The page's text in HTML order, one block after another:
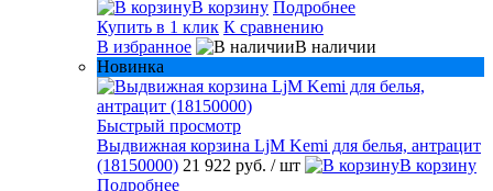
В корзину Подробнее
Купить в 1 клик К сравнению
В избранное
В наличии
Новинка
Быстрый просмотр
Выдвижная корзина LjM Kemi для белья, антрацит
(18150000) 21 922 руб. / шт
В корзину
Подробнее